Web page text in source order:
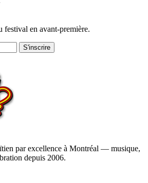
festival en avant-première.
S'inscrire
par excellence à Montréal — musique,
depuis 2006.